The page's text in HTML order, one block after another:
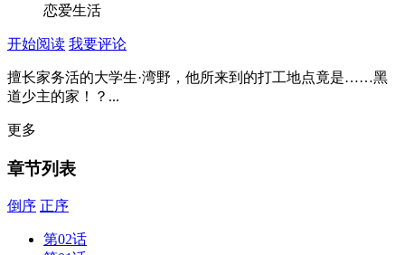
恋爱生活
开始阅读 我要评论
擅长家务活的大学生·湾野，他所来到的打工地点竟是……黑
道少主的家！？...
更多
章节列表
倒序 正序
第02话